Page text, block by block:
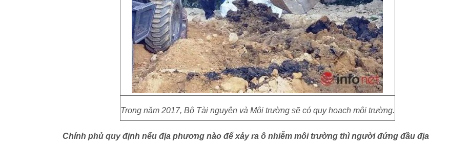
Trong năm 2017, Bộ Tài nguyên và Môi trường sẽ có quy hoạch môi trường.
Chính phủ quy định nếu địa phương nào để xảy ra ô nhiễm môi trường thì người đứng đầu địa